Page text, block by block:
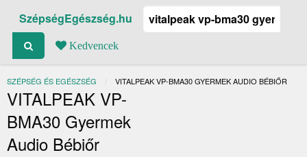
SzépségEgészség.hu
Kedvencek
SZÉPSÉG ÉS EGÉSZSÉG JELENLEGI:
VITALPEAK VP-BMA30 GYERMEK AUDIO BÉBIŐR
VITALPEAK VP-
BMA30 Gyermek
Audio Bébiőr